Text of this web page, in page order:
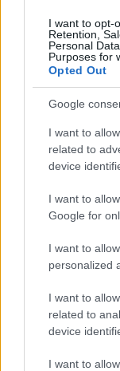
I want to opt-
Retention,
Personal
Purposes for
Opted Out
Google
I want to
related to
device
I want to
Google for
I want to
personalized
I want to
related to
device
I want to
Cryptovaluta en